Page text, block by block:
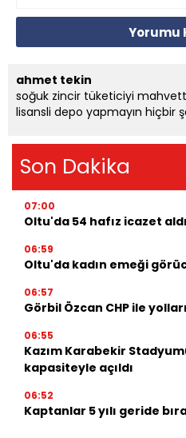
Yorumu
ahmet tekin
soğuk zincir tüketiciyi
lisansli depo yapmayın hiçbir
Son Dakika
07:00
Oltu'da 54 hafız icazet aldı
06:59
Oltu'da kadın emeği
06:57
Görbil Özcan CHP ile
06:55
Kazım Karabekir
kapasiteyle açıldı
06:52
Kaptanlar 5 yılı geride